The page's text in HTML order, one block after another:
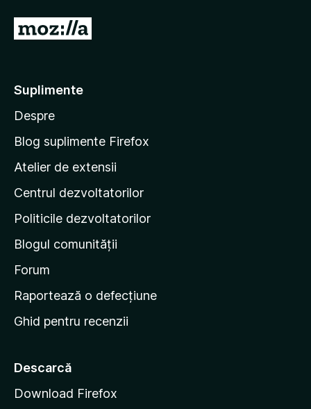
D
t
p
e
a
g
i
a
d
e
t
r
M
Suplimente
Despre
Blog suplimente Firefox
Atelier de extensii
Centrul dezvoltatorilor
Politicile dezvoltatorilor
Blogul comunității
Forum
Raportează o defecțiune
Ghid pentru recenzii
Descarcă
Download Firefox